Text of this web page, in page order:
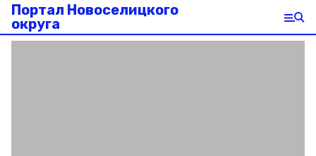
Портал Новоселицкого
округа